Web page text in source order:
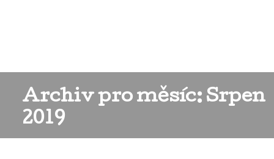
Archiv pro měsíc: Srpen
2019